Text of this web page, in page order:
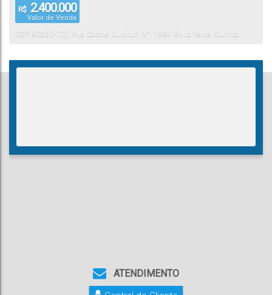
R$ 2.400.000
Valor de Venda
CEP: 80250-100 Rua Coronel Dulcídio N°: 1934 Água Verde Curitiba
ATENDIMENTO